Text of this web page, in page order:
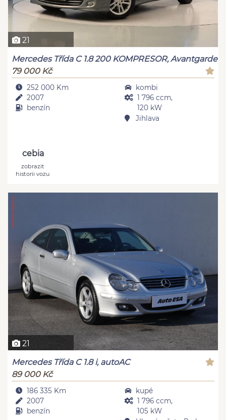
21
Mercedes Třída C 1.8 200 KOMPRESOR, Avantgarde
79 000 Kč
252 000 Km
2007
benzín
kombi
1 796 ccm,
120 kW
Jihlava
cebia
zobrazit
historii vozu
21
Mercedes Třída C 1.8 i, autoAC
89 000 Kč
186 335 Km
2007
benzín
kupé
1 796 ccm,
105 kW